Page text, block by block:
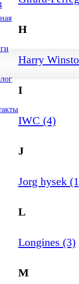
H
Harry
I
IWC (4)
J
Jorg hysek
L
Longines (3)
M